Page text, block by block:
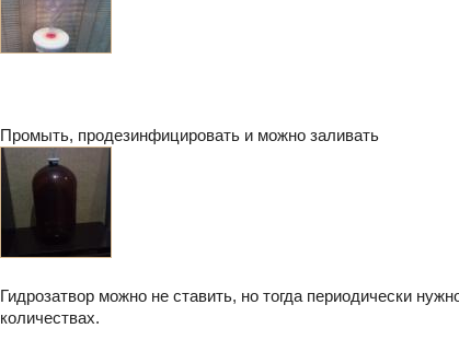
Промыть, продезинфицировать и можно заливать
Гидрозатвор можно не ставить, но тогда периодически
количествах.